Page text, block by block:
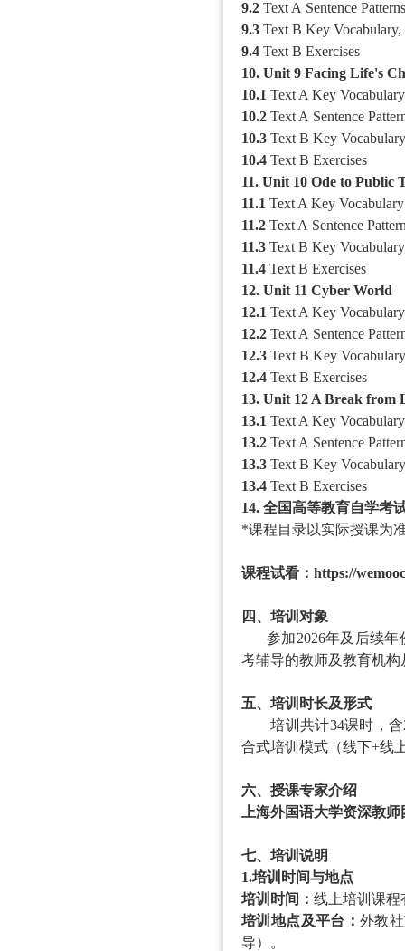
9.2 Text A Sentence
9.3 Text B Key Vocabulary,
9.4 Text B Exercises
10. Unit 9 Facing Life's
10.1 Text A Key
10.2 Text A Sentence
10.3 Text B Key
10.4 Text B Exercises
11. Unit 10 Ode to Public
11.1 Text A Key
11.2 Text A Sentence
11.3 Text B Key
11.4 Text B Exercises
12. Unit 11 Cyber World
12.1 Text A Key
12.2 Text A Sentence
12.3 Text B Key
12.4 Text B Exercises
13. Unit 12 A Break from
13.1 Text A Key
13.2 Text A Sentence
13.3 Text B Key
13.4 Text B Exercises
14. 全国高等教育自学考
*课程目录以实际授课为
课程试看 ： https://
四、培训对象
参加2026年及后续
考辅导的教师及教育机
五、培训时长及形式
培训共计34课时，
合式培训模式（线下+线
六、授课专家介绍
上海外国语大学资深教师
七、培训说明
1.培训时间与地点
培训时间： 线上培训课程
培训地点及平台：外教社
导）。